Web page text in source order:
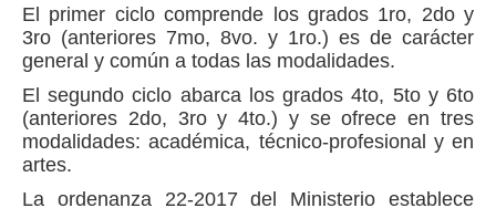
El primer ciclo comprende los grados 1ro, 2do y
3ro (anteriores 7mo, 8vo. y 1ro.) es de carácter
general y común a todas las modalidades.
El segundo ciclo abarca los grados 4to, 5to y 6to
(anteriores 2do, 3ro y 4to.) y se ofrece en tres
modalidades: académica, técnico-profesional y en
artes.
La ordenanza 22-2017 del Ministerio establece